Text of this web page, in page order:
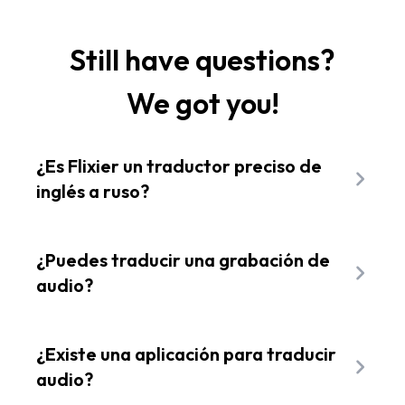
Still have questions?
We got you!
¿Es Flixier un traductor preciso de
inglés a ruso?
servicio de traducción basado en redes
neuronales que proporciona traducciones
constantemente para garantizar que siga
siendo preciso.
¿Puedes traducir una grabación de
audio?
analizar grabaciones de audio y generar una
transcripción escrita que luego puedes
¿Existe una aplicación para traducir
audio?